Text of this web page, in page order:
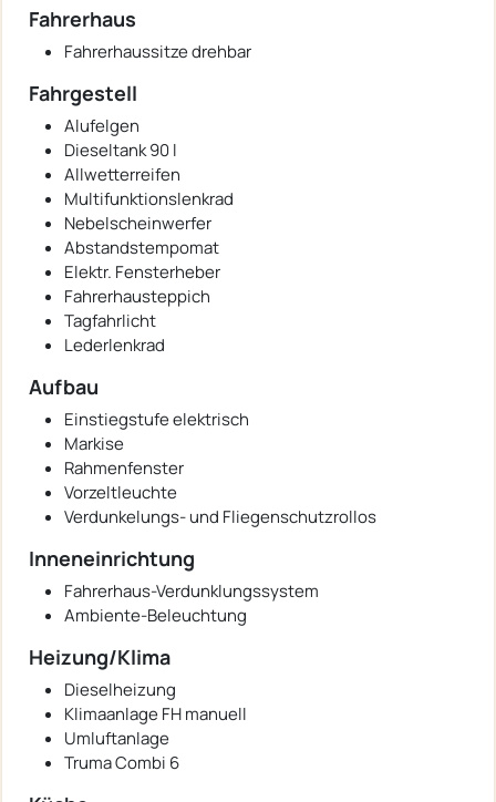
Fahrerhaus
Fahrerhaussitze drehbar
Fahrgestell
Alufelgen
Dieseltank 90 l
Allwetterreifen
Multifunktionslenkrad
Nebelscheinwerfer
Abstandstempomat
Elektr. Fensterheber
Fahrerhausteppich
Tagfahrlicht
Lederlenkrad
Aufbau
Einstiegstufe elektrisch
Markise
Rahmenfenster
Vorzeltleuchte
Verdunkelungs- und Fliegenschutzrollos
Inneneinrichtung
Fahrerhaus-Verdunklungssystem
Ambiente-Beleuchtung
Heizung/Klima
Dieselheizung
Klimaanlage FH manuell
Umluftanlage
Truma Combi 6